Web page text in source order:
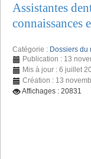
Assistantes
connaissances
Catégorie : Dossiers du
Publication : 13
Mis à jour : 6 juillet
Création : 13
Affichages : 20831